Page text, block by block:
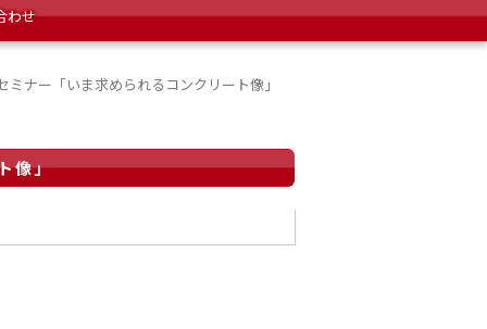
わせ
ミナー「いま求められるコンクリート像」
像」